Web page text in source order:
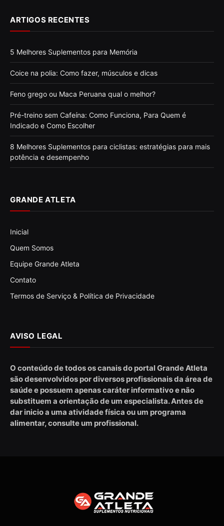
ARTIGOS RECENTES
5 Melhores Suplementos para Memória
Coice na polia: Como fazer, músculos e dicas
Feno grego ou Maca Peruana qual o melhor?
Pré-treino sem Cafeína: Como Funciona, Para Quem é
Indicado e Como Escolher
8 Melhores Suplementos para ciclistas: estratégias para mais
potência e desempenho
GRANDE ATLETA
Inicial
Quem Somos
Equipe Grande Atleta
Contato
Termos de Serviço & Política de Privacidade
AVISO LEGAL
O conteúdo de todos os canais do portal Grande Atleta
são desenvolvidos por diversos profissionais da área de
saúde e possuem apenas caráter informativo e não
substituem a orientação de um especialista. Antes de
dar inicio a uma atividade física ou um programa
alimentar, consulte um profissional.